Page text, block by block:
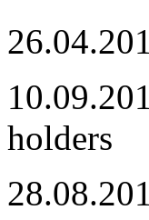
holders